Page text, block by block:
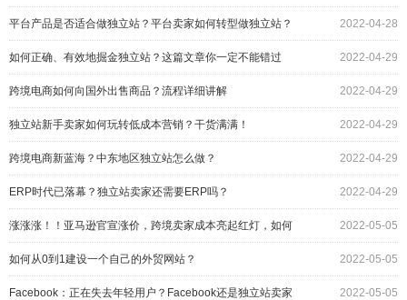
平台产品是否适合做独立站？平台卖家如何转型做独立站？
解答来了！
2022-04-28
如何正确、有效地掘金独立站？这篇文章你一定不能错过 2022-04-29
跨境电商如何向国外出售商品？流程详细讲解 2022-04-29
独立站新手卖家如何玩转低成本营销？干货满满！ 2022-04-29
跨境电商新蓝海？中东地区独立站怎么做？ 2022-04-29
ERP时代已落幕？独立站卖家还需要ERP吗？ 2022-04-29
涨涨涨！！亚马逊官宣涨价，跨境卖家成本亮起红灯，如何
破局？
2022-05-05
如何从0到1建设一个自己的外贸网站？ 2022-05-05
Facebook：正在失去年轻用户？Facebook还是独立站卖家
2022-05-05